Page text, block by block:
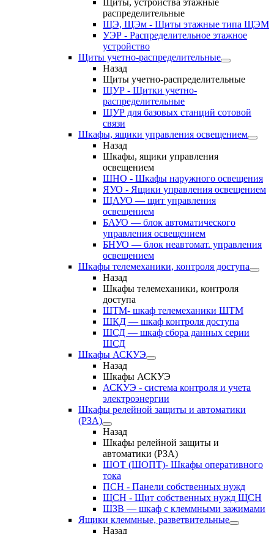
Щиты, устройства этажные
распределительные
ЩЭ, ЩЭм - Щиты этажные типа ЩЭМ
УЭР - Распределительное этажное
устройство
Щиты учетно-распределительные
Назад
Щиты учетно-распределительные
ЩУР - Щитки учетно-
распределительные
ЩУР для базовых станций сотовой
связи
Шкафы, ящики управления освещением
Назад
Шкафы, ящики управления
освещением
ШНО - Шкафы наружного освещения
ЯУО - Ящики управления освещением
ЩАУО — щит управления
освещением
БАУО — блок автоматического
управления освещением
БНУО — блок неавтомат. управления
освещением
Шкафы телемеханики, контроля доступа
Назад
Шкафы телемеханики, контроля
доступа
ШТМ- шкаф телемеханики ШТМ
ШКД — шкаф контроля доступа
ШСД — шкаф сбора данных серии
ШСД
Шкафы АСКУЭ
Назад
Шкафы АСКУЭ
АСКУЭ - система контроля и учета
электроэнергии
Шкафы релейной защиты и автоматики
(РЗА)
Назад
Шкафы релейной защиты и
автоматики (РЗА)
ШОТ (ШОПТ)- Шкафы оперативного
тока
ПСН - Панели собственных нужд
ЩСН - Щит собственных нужд ЩСН
ШЗВ — шкаф с клеммными зажимами
Ящики клеммные, разветвительные
Назад